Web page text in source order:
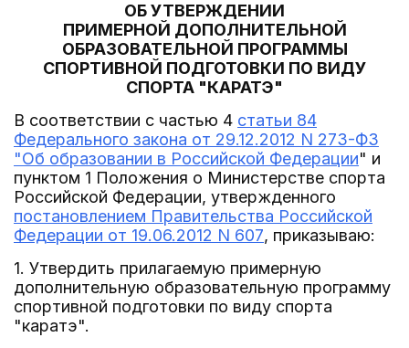
ОБ УТВЕРЖДЕНИИ
ПРИМЕРНОЙ ДОПОЛНИТЕЛЬНОЙ
ОБРАЗОВАТЕЛЬНОЙ ПРОГРАММЫ
СПОРТИВНОЙ ПОДГОТОВКИ ПО ВИДУ
СПОРТА "КАРАТЭ"
В соответствии с частью 4 статьи 84
Федерального закона от 29.12.2012 N 273-ФЗ
"Об образовании в Российской Федерации" и
пунктом 1 Положения о Министерстве спорта
Российской Федерации, утвержденного
постановлением Правительства Российской
Федерации от 19.06.2012 N 607, приказываю:
1. Утвердить прилагаемую примерную
дополнительную образовательную программу
спортивной подготовки по виду спорта
"каратэ".